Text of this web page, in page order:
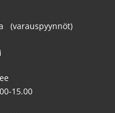
(varauspyynnöt)
15.00